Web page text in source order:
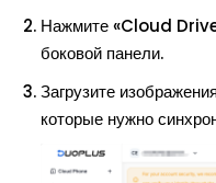
Нажмите «Cloud
боковой панели.
Загрузите
которые нужно